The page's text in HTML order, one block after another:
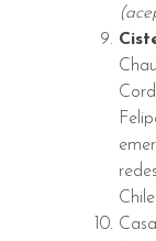
Chile.